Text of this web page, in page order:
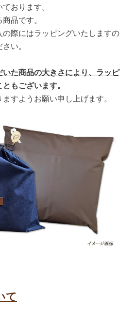
おります。
品です。
の際にはラッピングいたしますの
い。
た商品の大きさにより、ラッピ
もございます。
すようお願い申し上げます。
て